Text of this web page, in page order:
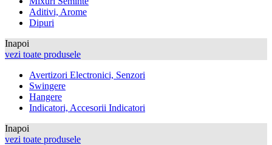
Aditivi, Arome
Dipuri
Inapoi
vezi toate produsele
Avertizori Electronici, Senzori
Swingere
Hangere
Indicatori, Accesorii Indicatori
Inapoi
vezi toate produsele